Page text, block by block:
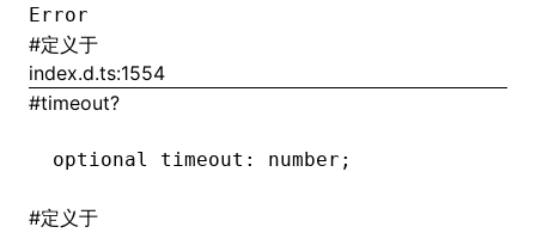
Error
#定义于
index.d.ts:1554
#timeout?
optional timeout : number;
#定义于